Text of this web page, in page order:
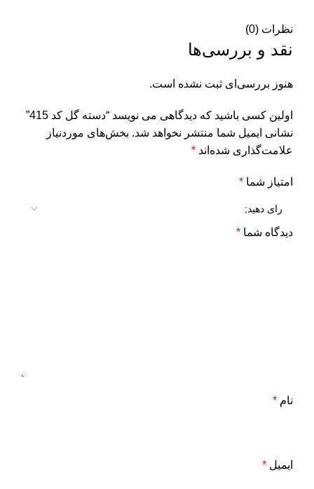
نظرات (0)
نقد و بررسی‌ها
هنوز بررسی‌ای ثبت نشده است.
اولین کسی باشید که دیدگاهی می نویسد “دسته گل کد 415”
نشانی ایمیل شما منتشر نخواهد شد. بخش‌های موردنیاز
علامت‌گذاری شده‌اند *
امتیاز شما *
دیدگاه شما *
نام *
ایمیل *